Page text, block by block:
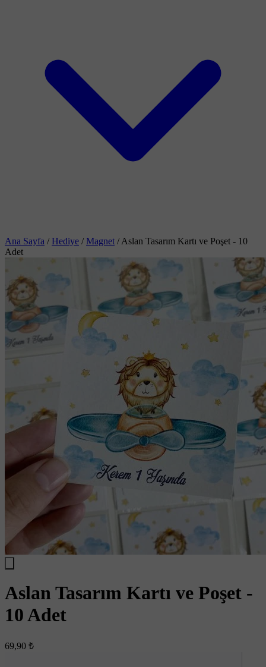
Ana Sayfa / Hediye / Magnet / Aslan Tasarım Kartı ve Poşet - 10
Adet
Aslan Tasarım Kartı ve Poşet -
10 Adet
69,90 ₺